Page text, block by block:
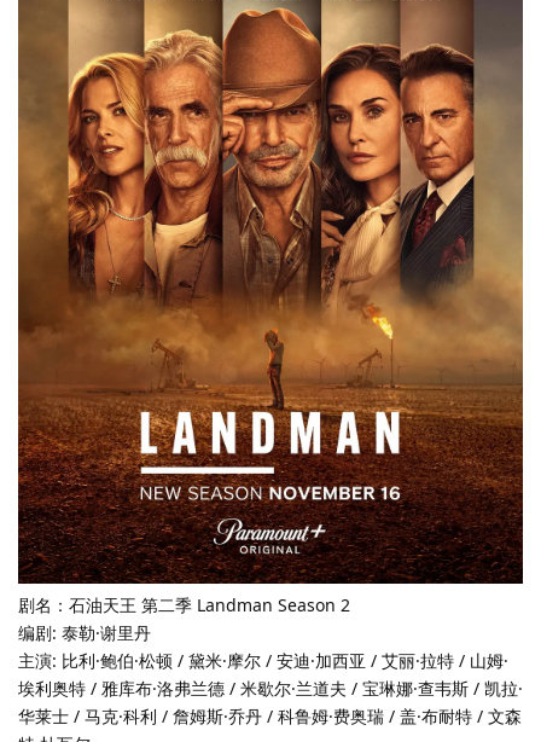
剧名：石油天王 第二季 Landman Season 2
编剧: 泰勒·谢里丹
主演: 比利·鲍伯·松顿 / 黛米·摩尔 / 安迪·加西亚 / 艾丽·拉特 / 山姆·
埃利奥特 / 雅库布·洛弗兰德 / 米歇尔·兰道夫 / 宝琳娜·查韦斯 / 凯拉·
华莱士 / 马克·科利 / 詹姆斯·乔丹 / 科鲁姆·费奥瑞 / 盖·布耐特 / 文森